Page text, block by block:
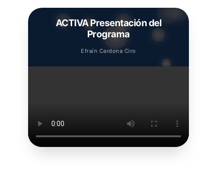
ACTIVA Presentación del
Programa
Efraín Cardona Ciro